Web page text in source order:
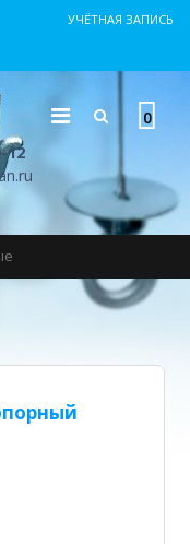
УЧЁТНАЯ ЗАПИСЬ
0
12